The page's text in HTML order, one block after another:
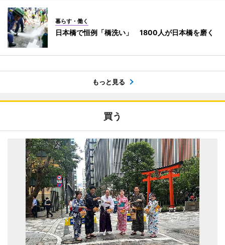
暮らす・働く
日本橋で恒例「橋洗い」 1800人が日本橋を磨く
もっと見る
買う